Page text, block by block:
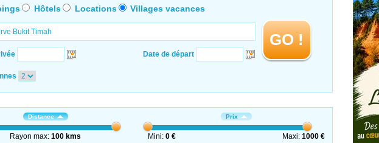
Hôtels Locations Villages vacances
Date de départ
GO !
Distance
Rayon max:100 kms
Prix
Mini: 0 € Maxi:1000 €